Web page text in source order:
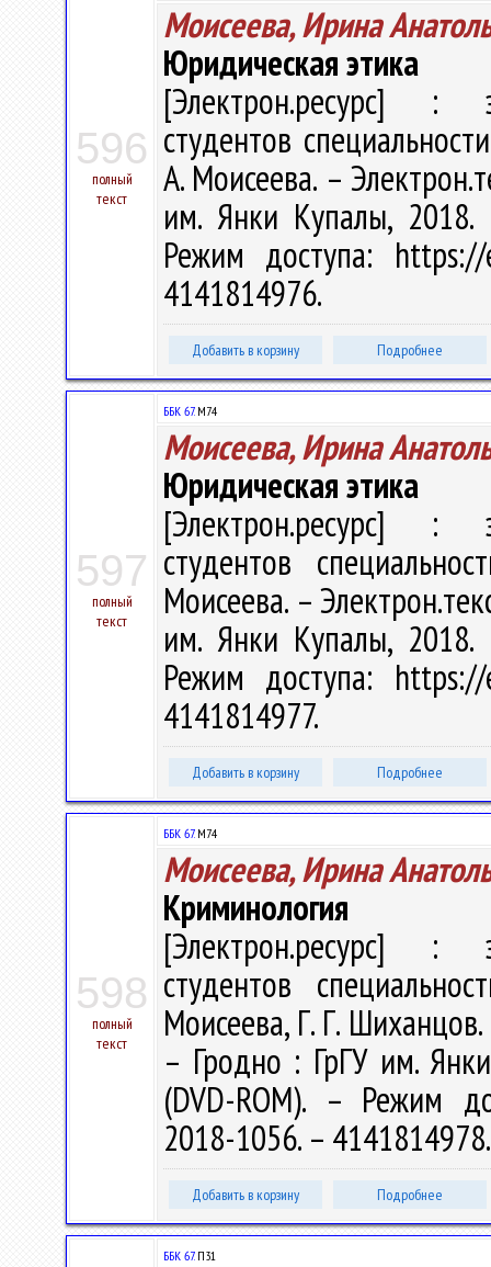
596
полный
текст
Моисеева, Ирина
Юридическая этика
[Электрон.ресурс] :
студентов
А. Моисеева. –
им. Янки Купалы, 2018.
Режим доступа:
4141814976.
Добавить в корзину Подробнее
597
полный
текст
ББК 67.М74
Моисеева, Ирина
Юридическая этика
[Электрон.ресурс] :
студентов
Моисеева. –
им. Янки Купалы, 2018.
Режим доступа:
4141814977.
Добавить в корзину Подробнее
598
полный
текст
ББК 67.М74
Моисеева, Ирина
Криминология
[Электрон.ресурс] :
студентов
Моисеева, Г. Г.
– Гродно : ГрГУ им.
(DVD-ROM). – Режим
2018-1056. –
Добавить в корзину Подробнее
ББК 67.П31